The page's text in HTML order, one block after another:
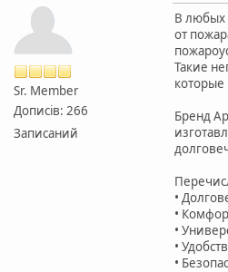
Sr. Member
Дописів: 266
Записаний
В любых
от
Такие
Бренд
•
•
•
•
•